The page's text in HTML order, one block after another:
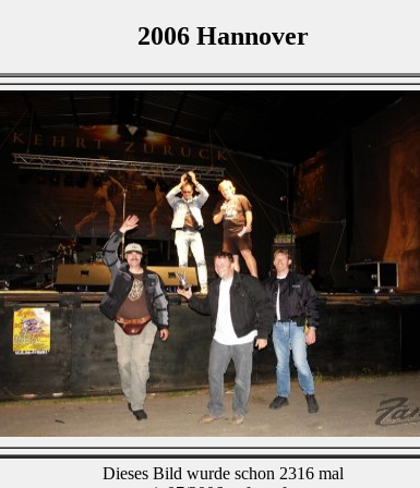
2006 Hannover
Dieses Bild wurde schon 2316 mal